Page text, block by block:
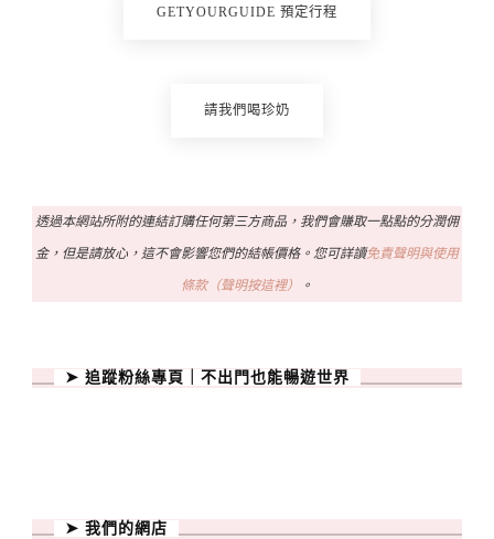
GETYOURGUIDE 預定行程
請我們喝珍奶
透過本網站所附的連結訂購任何第三方商品，我們會賺取一點點的分潤佣
金，但是請放心，這不會影響您們的結帳價格。您可詳讀免責聲明與使用
條款（聲明按這裡） 。
➤ 追蹤粉絲專頁｜不出門也能暢遊世界
➤ 我們的網店